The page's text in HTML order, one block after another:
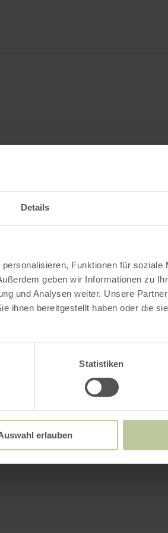
Details
Funktionen für soziale
geben wir Informationen zu
und Analysen weiter. Unsere
ihnen bereitgestellt haben oder die
Statistiken
erlauben